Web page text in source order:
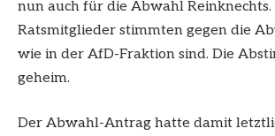
nun auch für die Abwahl Reinknechts.
Ratsmitglieder stimmten gegen die
wie in der AfD-Fraktion sind. Die
geheim.
Der Abwahl-Antrag hatte damit